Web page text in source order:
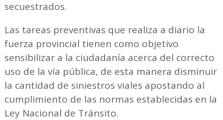
secuestrados.
Las tareas preventivas que realiza a diario la
fuerza provincial tienen como objetivo
sensibilizar a la ciudadanía acerca del correcto
uso de la vía pública, de esta manera disminuir
la cantidad de siniestros viales apostando al
cumplimiento de las normas establecidas en la
Ley Nacional de Tránsito.